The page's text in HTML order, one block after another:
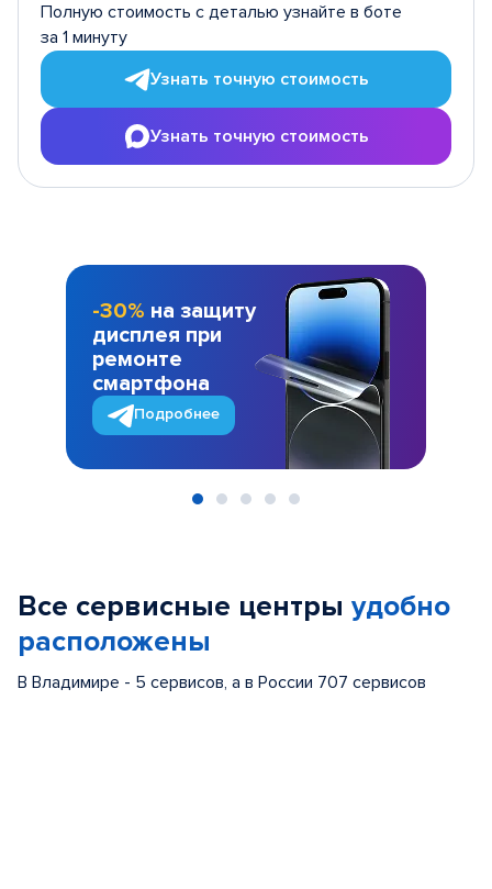
Полную стоимость с деталью узнайте в боте
за 1 минуту
Узнать точную стоимость
Узнать точную стоимость
-30% на защиту
дисплея при
ремонте
смартфона
Подробнее
Все сервисные центры удобно
расположены
В Владимире - 5 сервисов, а в России 707 сервисов